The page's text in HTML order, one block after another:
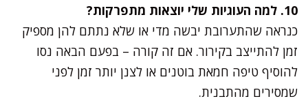
10. למה העוגיות שלי יוצאות מתפרקות?
כנראה שהתערובת יבשה מדי או שלא נתתם להן מספיק
זמן להתייצב בקירור. אם זה קורה – בפעם הבאה נסו
להוסיף טיפה חמאת בוטנים או לצנן יותר זמן לפני
שמסירים מהתבנית.